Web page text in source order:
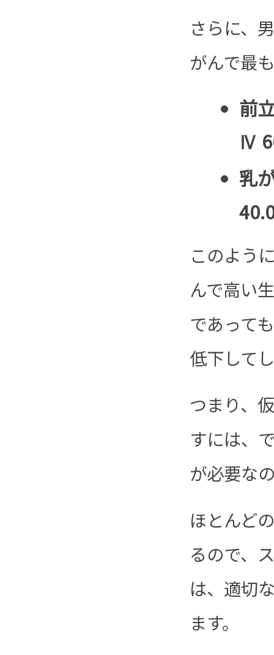
さらに、
がんで最
前
Ⅳ
乳
このよう
んで高い
であって
低下して
つまり、
すには、
が必要な
ほとんど
るので、
は、適切
ます。